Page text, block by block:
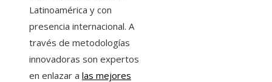
Latinoamérica y con
presencia internacional. A
través de metodologías
innovadoras son expertos
en enlazar a las mejores